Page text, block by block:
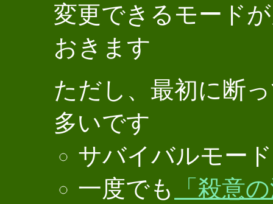
変更できるモード
おきます
ただし、最初に断
多いです
サバイバルモー
一度でも
「殺意